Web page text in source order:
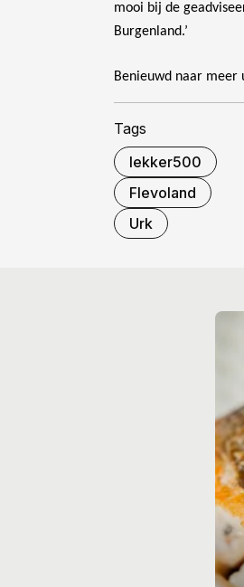
mooi bij de
Burgenland.’
Benieuwd naar meer
Tags
lekker500
Flevoland
Urk